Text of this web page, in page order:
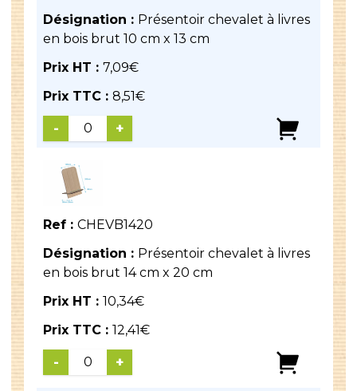
Désignation : Présentoir chevalet à livres
en bois brut 10 cm x 13 cm
Prix HT : 7,09€
Prix TTC : 8,51€
- +
Ref : CHEVB1420
Désignation : Présentoir chevalet à livres
en bois brut 14 cm x 20 cm
Prix HT : 10,34€
Prix TTC : 12,41€
- +